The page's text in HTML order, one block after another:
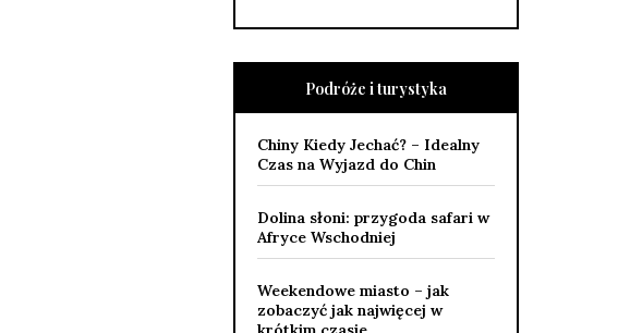
Podróże i turystyka
Chiny Kiedy Jechać? – Idealny
Czas na Wyjazd do Chin
Dolina słoni: przygoda safari w
Afryce Wschodniej
Weekendowe miasto – jak
zobaczyć jak najwięcej w